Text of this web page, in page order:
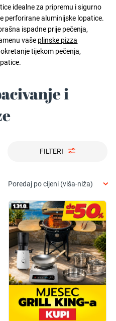
idealne za pripremu i sigurno
perforirane aluminijske lopatice.
ispadne prije pečenja,
vaše plinske pizza
tijekom pečenja,
i
FILTERI
Poredaj po cijeni (viša-niža)